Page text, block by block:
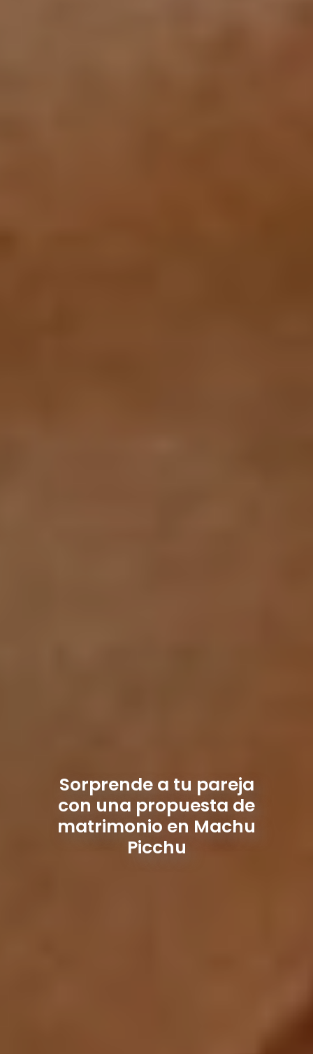
Sorprende a tu pareja
con una propuesta de
matrimonio en Machu
Picchu